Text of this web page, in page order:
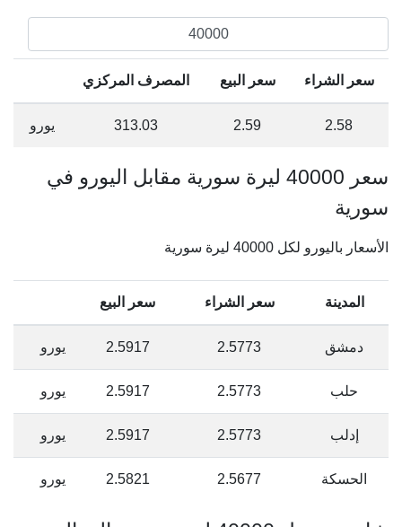
سعر الشراء سعر البيع المصرف المركزي
2.58
2.59
313.03 يورو
سعر 40000 ليرة سورية مقابل اليورو في
سورية
الأسعار باليورو لكل 40000 ليرة سورية
المدينة سعر الشراء سعر البيع
دمشق 2.5773
2.5917 يورو
حلب 2.5773
2.5917 يورو
إدلب 2.5773
2.5917 يورو
الحسكة 2.5677
2.5821 يورو